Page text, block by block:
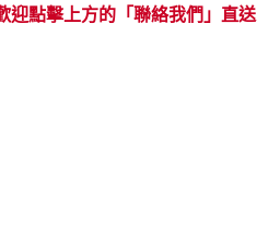
迎點擊上方的「聯絡我們」直送